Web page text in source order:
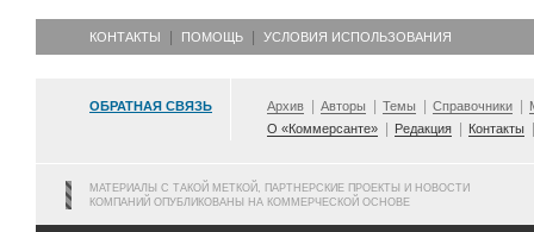
КОНТАКТЫ ПОМОЩЬ УСЛОВИЯ ИСПОЛЬЗОВАНИЯ
ОБРАТНАЯ СВЯЗЬ Архив Авторы Темы Справочники
О «Коммерсанте»
Редакция Контакты
МАТЕРИАЛЫ С ТАКОЙ МЕТКОЙ, ПАРТНЕРСКИЕ ПРОЕКТЫ И НОВОСТИ
КОМПАНИЙ ОПУБЛИКОВАНЫ НА КОММЕРЧЕСКОЙ ОСНОВЕ